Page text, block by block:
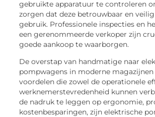
gebruikte apparatuur te controleren
zorgen dat deze betrouwbaar en
gebruik. Professionele inspecties en
een gerenommeerde verkoper zijn
goede aankoop te waarborgen.
De overstap van handmatige naar
pompwagens in moderne
voordelen die zowel de operationele
werknemerstevredenheid kunnen
de nadruk te leggen op ergonomie,
kostenbesparingen, zijn elektrische